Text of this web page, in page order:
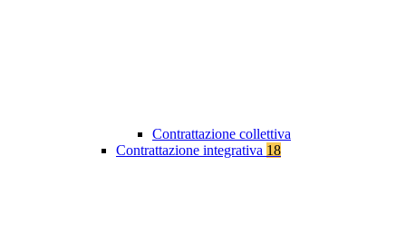
Contrattazione collettiva
Contrattazione integrativa 18